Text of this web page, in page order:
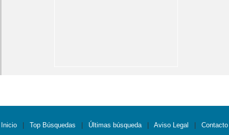
Inicio Top Búsquedas Últimas búsqueda Aviso Legal Contacto